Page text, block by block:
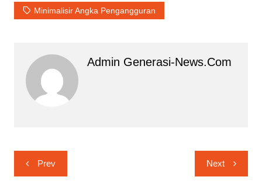
Minimalisir Angka Pengangguran
Admin Generasi-News.com
Navigasi
pos
Prev Next